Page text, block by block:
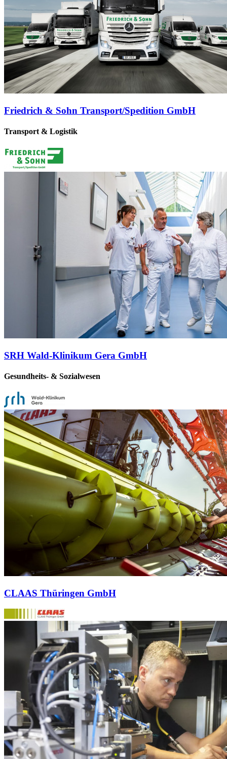
Friedrich & Sohn Transport/Spedition GmbH
Transport & Logistik
SRH Wald-Klinikum Gera GmbH
Gesundheits- & Sozialwesen
CLAAS Thüringen GmbH